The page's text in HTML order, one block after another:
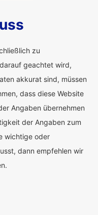
zu
geachtet wird,
akkurat sind, müssen
dass diese Website
Angaben übernehmen
der Angaben zum
wichtige oder
dann empfehlen wir